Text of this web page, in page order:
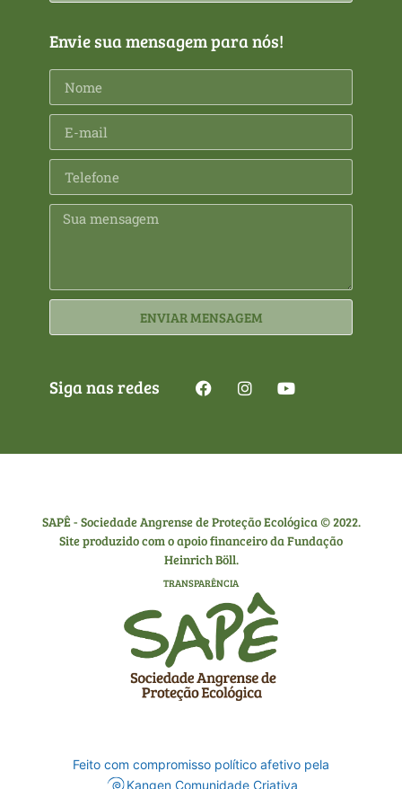
Envie sua mensagem para nós!
ENVIAR MENSAGEM
Siga nas redes
SAPÊ - Sociedade Angrense de Proteção Ecológica © 2022.
Site produzido com o apoio financeiro da Fundação
Heinrich Böll.
TRANSPARÊNCIA
Feito com compromisso político afetivo pela
Kangen Comunidade Criativa